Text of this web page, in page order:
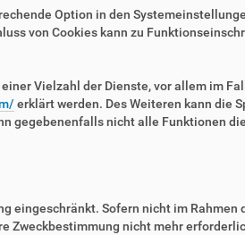
Option in den
von Cookies kann zu
Vielzahl der Dienste, vor allem im
erklärt werden. Des Weiteren kann die
gegebenenfalls nicht alle Funktionen
eingeschränkt. Sofern nicht im Rahmen
Zweckbestimmung nicht mehr